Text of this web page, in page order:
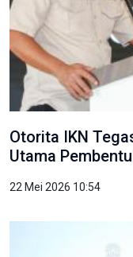
Otorita IKN
Utama
22 Mei 2026 10:54